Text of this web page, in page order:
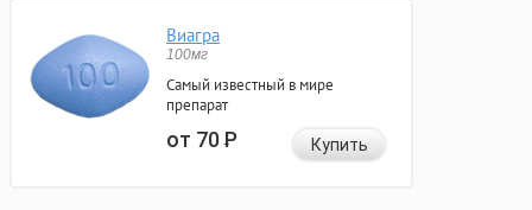
Виагра
100мг
Самый известный в мире
препарат
от 70Р Купить